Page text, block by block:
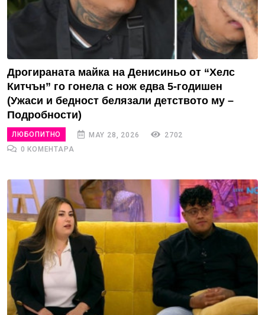
Дрогираната майка на Денисиньо от “Хелс
Китчън” го гонела с нож едва 5-годишен
(Ужаси и бедност белязали детството му –
Подробности)
ЛЮБОПИТНО MAY 28, 2026
2702
0 КОМЕНТАРА